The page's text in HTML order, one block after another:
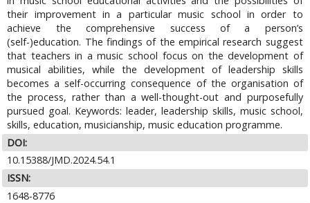
their improvement in a particular music school in order to
achieve the comprehensive success of a person’s
(self-)education. The findings of the empirical research suggest
that teachers in a music school focus on the development of
musical abilities, while the development of leadership skills
becomes a self-occurring consequence of the organisation of
the process, rather than a well-thought-out and purposefully
pursued goal. Keywords: leader, leadership skills, music school,
skills, education, musicianship, music education programme.
DOI:
10.15388/JMD.2024.54.1
ISSN:
1648-8776